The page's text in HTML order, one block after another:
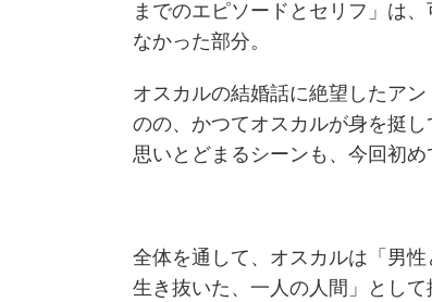
までのエピソードとセリフ」は
なかった部分。
オスカルの結婚話に絶望したア
のの、かつてオスカルが身を挺
思いとどまるシーンも、今回初め
全体を通して、オスカルは「男
生き抜いた、一人の人間」とし